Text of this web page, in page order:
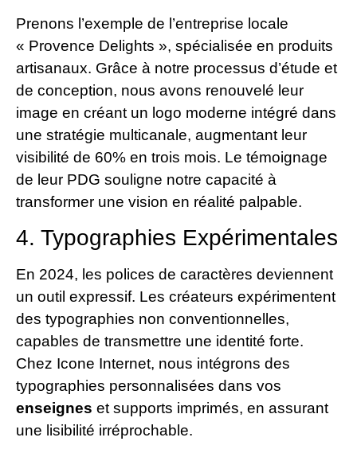
Prenons l’exemple de l’entreprise locale
« Provence Delights », spécialisée en produits
artisanaux. Grâce à notre processus d’étude et
de conception, nous avons renouvelé leur
image en créant un logo moderne intégré dans
une stratégie multicanale, augmentant leur
visibilité de 60% en trois mois. Le témoignage
de leur PDG souligne notre capacité à
transformer une vision en réalité palpable.
4. Typographies Expérimentales
En 2024, les polices de caractères deviennent
un outil expressif. Les créateurs expérimentent
des typographies non conventionnelles,
capables de transmettre une identité forte.
Chez Icone Internet, nous intégrons des
typographies personnalisées dans vos
enseignes et supports imprimés, en assurant
une lisibilité irréprochable.